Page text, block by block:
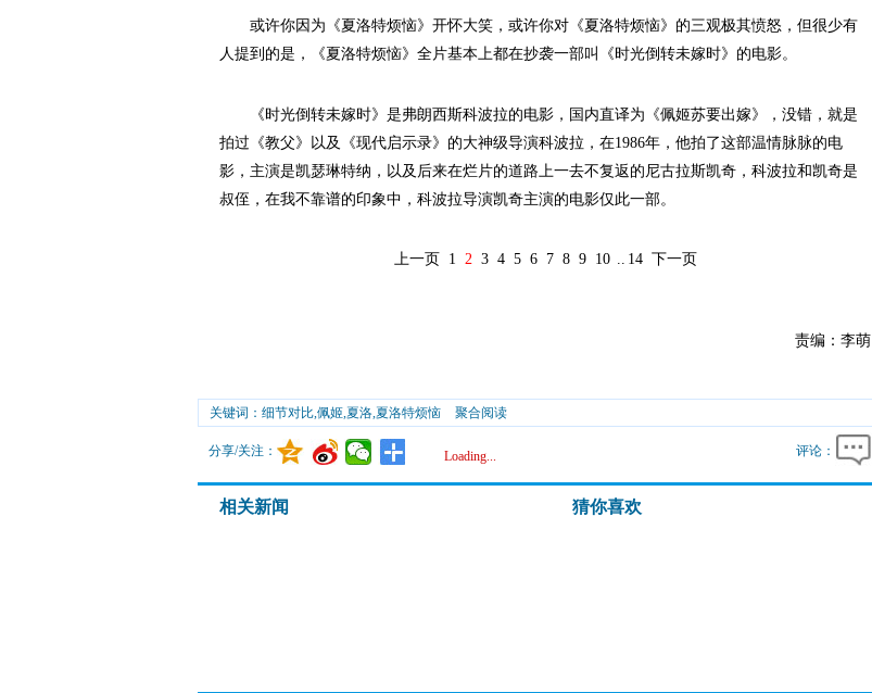
或许你因为《夏洛特烦恼》开怀大笑，或许你对《夏洛特烦恼》的三观极其愤怒，但很少有
人提到的是，《夏洛特烦恼》全片基本上都在抄袭一部叫《时光倒转未嫁时》的电影。
《时光倒转未嫁时》是弗朗西斯科波拉的电影，国内直译为《佩姬苏要出嫁》，没错，就是
拍过《教父》以及《现代启示录》的大神级导演科波拉，在1986年，他拍了这部温情脉脉的电
影，主演是凯瑟琳特纳，以及后来在烂片的道路上一去不复返的尼古拉斯凯奇，科波拉和凯奇是
叔侄，在我不靠谱的印象中，科波拉导演凯奇主演的电影仅此一部。
上一页 1 2 3 4 5 6 7 8 9 10 .. 14 下一页
责编：李萌
关键词：细节对比,佩姬,夏洛,夏洛特烦恼 聚合阅读
分享/关注： Loading... 评论：
相关新闻 猜你喜欢